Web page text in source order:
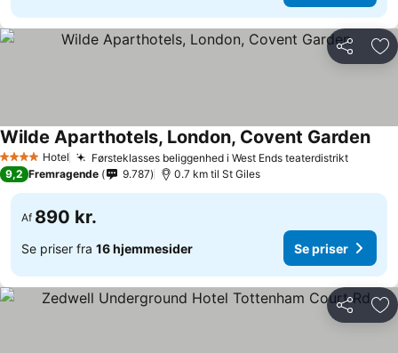
Del
4 StjernerHotel Førsteklasses beliggenhed i West Ends teaterdistrikt
Wilde Aparthotels, London, Covent Garden
9,2 Fremragende 9.787 0.7 km til St Giles
Af 890 kr.
Se priser fra 16 hjemmesider Se priser
Del